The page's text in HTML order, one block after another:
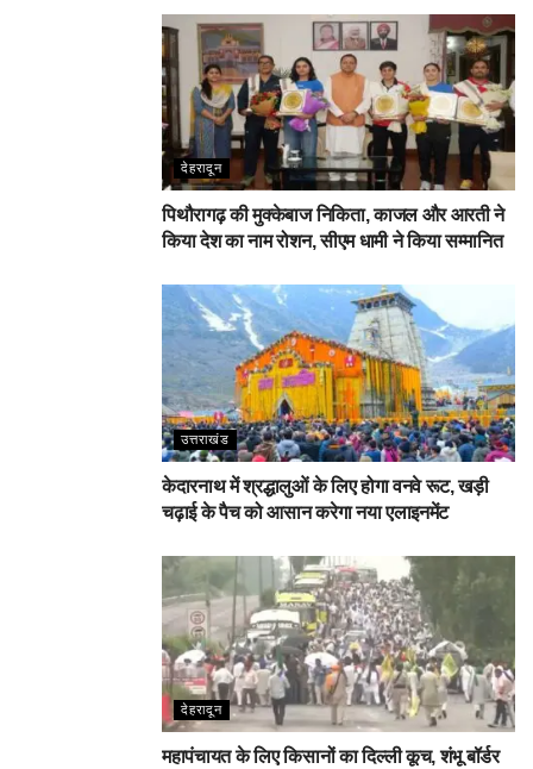
देहरादून
पिथौरागढ़ की मुक्केबाज निकिता, काजल और आरती ने
किया देश का नाम रोशन, सीएम धामी ने किया सम्मानित
उत्तराखंड
केदारनाथ में श्रद्धालुओं के लिए होगा वनवे रूट, खड़ी
चढ़ाई के पैच को आसान करेगा नया एलाइनमेंट
देहरादून
महापंचायत के लिए किसानों का दिल्ली कूच, शंभू बॉर्डर